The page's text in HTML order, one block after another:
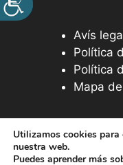
Avís
Política
Política
Mapa
© 2026 Web
Utilizamos cookies para
nuestra web.
Puedes aprender más